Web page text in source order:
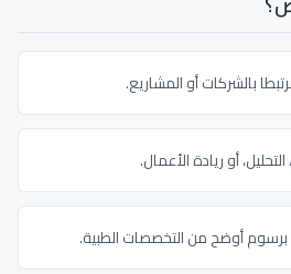
بالشركات أو المشاريع.
أو ريادة الأعمال.
أوضح من التخصصات الطبية.